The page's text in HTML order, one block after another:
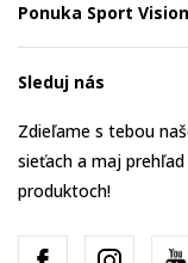
Ponuka Sport Vision
Sleduj nás
Zdieľame s tebou
sieťach a maj
produktoch!